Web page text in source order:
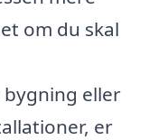
om du skal
eller
er